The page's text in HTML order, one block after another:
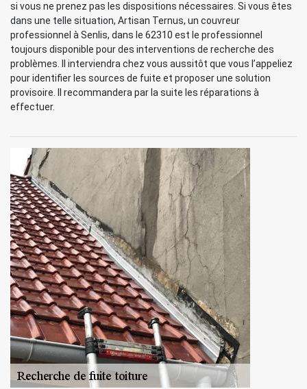
si vous ne prenez pas les dispositions nécessaires. Si vous êtes
dans une telle situation, Artisan Ternus, un couvreur
professionnel à Senlis, dans le 62310 est le professionnel
toujours disponible pour des interventions de recherche des
problèmes. Il interviendra chez vous aussitôt que vous l’appeliez
pour identifier les sources de fuite et proposer une solution
provisoire. Il recommandera par la suite les réparations à
effectuer.